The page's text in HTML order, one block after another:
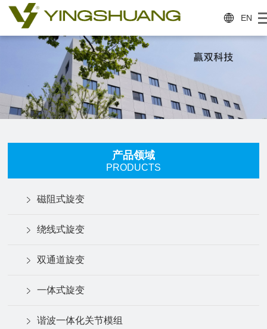
EN
产品领域
PRODUCTS
磁阻式旋变
绕线式旋变
双通道旋变
一体式旋变
谐波一体化关节模组